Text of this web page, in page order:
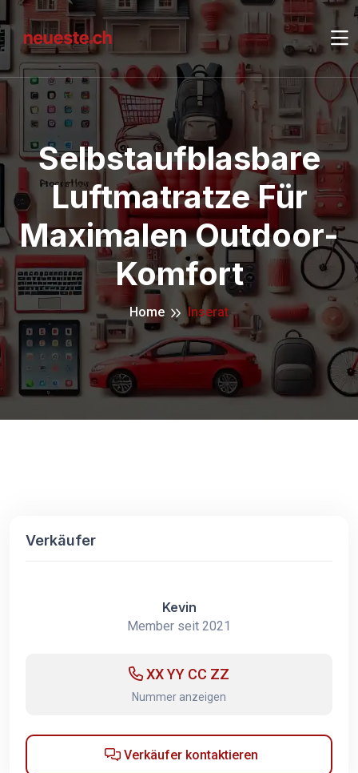
Selbstaufblasbare
Luftmatratze Für
Maximalen Outdoor-
Komfort
Home Inserat
Verkäufer
Kevin
Member seit 2021
XX YY CC ZZ
Nummer anzeigen
Verkäufer kontaktieren